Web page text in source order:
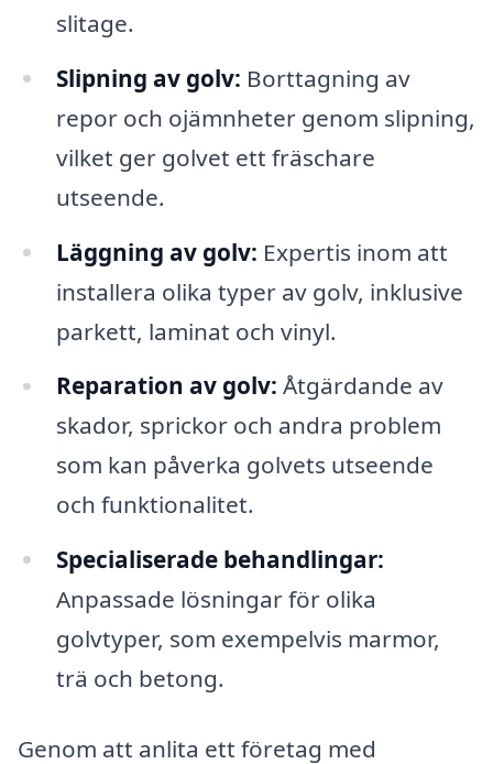
slitage.
Slipning av golv: Borttagning av
repor och ojämnheter genom slipning,
vilket ger golvet ett fräschare
utseende.
Läggning av golv: Expertis inom att
installera olika typer av golv, inklusive
parkett, laminat och vinyl.
Reparation av golv: Åtgärdande av
skador, sprickor och andra problem
som kan påverka golvets utseende
och funktionalitet.
Specialiserade behandlingar:
Anpassade lösningar för olika
golvtyper, som exempelvis marmor,
trä och betong.
Genom att anlita ett företag med